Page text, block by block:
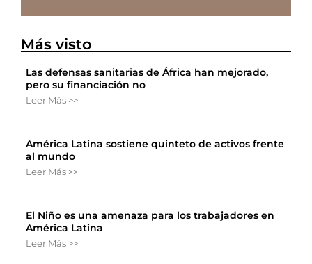
Más visto
Las defensas sanitarias de África han mejorado,
pero su financiación no
Leer Más >>
América Latina sostiene quinteto de activos frente
al mundo
Leer Más >>
El Niño es una amenaza para los trabajadores en
América Latina
Leer Más >>